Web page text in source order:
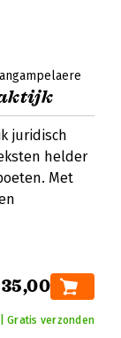
juridisch
helder
Met
Gratis verzonden